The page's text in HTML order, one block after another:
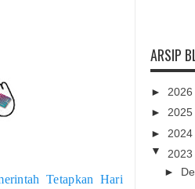
Tetapkan Hari
ARSIP
► 2026
► 2025
► 2024
▼ 2023
►